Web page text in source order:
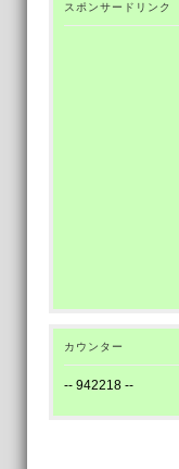
スポンサードリンク
カウンター
-- 942218--